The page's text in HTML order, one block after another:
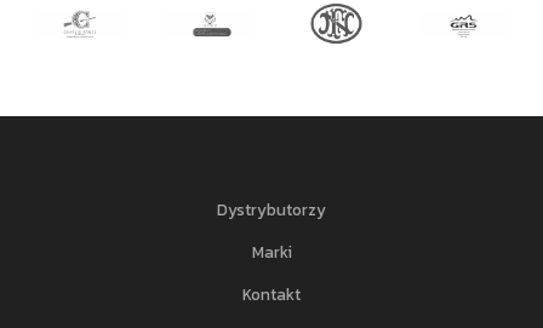
Dystrybutorzy
Marki
Kontakt